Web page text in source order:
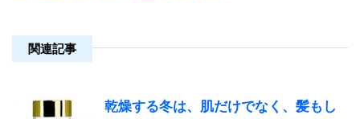
関連記事
乾燥する冬は、肌だけでなく、髪もし